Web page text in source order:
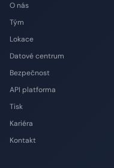
O nás
Tým
Lokace
Datové centrum
Bezpečnost
API platforma
Tisk
Kariéra
Kontakt